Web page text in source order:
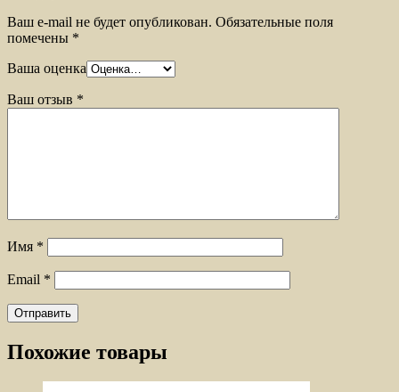
Ваш e-mail не будет опубликован. Обязательные поля
помечены *
Ваша оценка
Ваш отзыв *
Имя *
Email *
Похожие товары